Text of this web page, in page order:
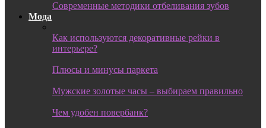
Современные методики отбеливания зубов
Мода
Как используются декоративные рейки в
интерьере?
Плюсы и минусы паркета
Мужские золотые часы – выбираем правильно
Чем удобен повербанк?